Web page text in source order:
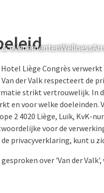
evenementenWellness
Liège Congrès
der Valk respecteert de
strikt vertrouwelijk. In
en voor welke
2 4020 Liège, Luik, KvK-
voor de
de privacyverklaring, kunt u
over 'Van der